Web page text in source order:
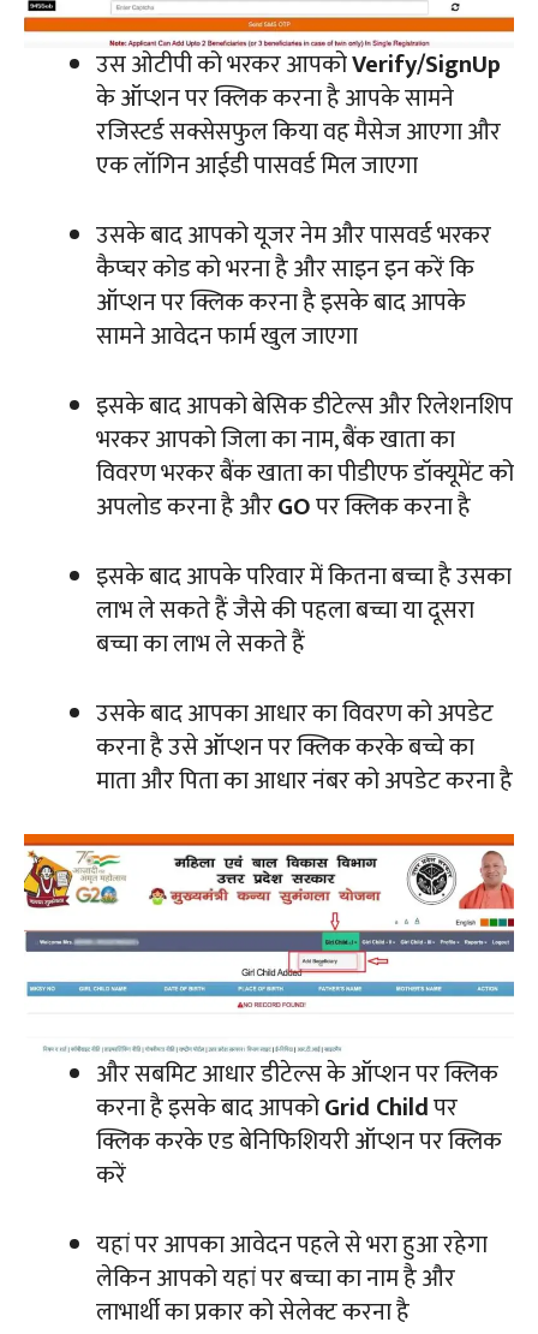
उस ओटीपी को भरकर आपकोVerify/SignUp
के ऑप्शन पर क्लिक करना है आपके सामने
रजिस्टर्ड सक्सेसफुल किया वह मैसेज आएगा और
एक लॉगिन आईडी पासवर्ड मिल जाएगा
उसके बाद आपको यूजर नेम और पासवर्ड भरकर
कैप्चर कोड को भरना है और साइन इन करें कि
ऑप्शन पर क्लिक करना है इसके बाद आपके
सामने आवेदन फार्म खुल जाएगा
इसके बाद आपको बेसिक डीटेल्स और रिलेशनशिप
भरकर आपको जिला का नाम, बैंक खाता का
विवरण भरकर बैंक खाता का पीडीएफ डॉक्यूमेंट को
अपलोड करना है औरGOपर क्लिक करना है
इसके बाद आपके परिवार में कितना बच्चा है उसका
लाभ ले सकते हैं जैसे की पहला बच्चा या दूसरा
बच्चा का लाभ ले सकते हैं
उसके बाद आपका आधार का विवरण को अपडेट
करना है उसे ऑप्शन पर क्लिक करके बच्चे का
माता और पिता का आधार नंबर को अपडेट करना है
और सबमिट आधार डीटेल्स के ऑप्शन पर क्लिक
करना है इसके बाद आपकोGrid Childपर
क्लिक करके एड बेनिफिशियरी ऑप्शन पर क्लिक
करें
यहां पर आपका आवेदन पहले से भरा हुआ रहेगा
लेकिन आपको यहां पर बच्चा का नाम है और
लाभार्थी का प्रकार को सेलेक्ट करना है